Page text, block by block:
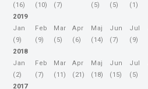
(16)
(10)
(7)
(5)
(5)
(1)
2019
Jan
(9)
Feb
(9)
Mar
(5)
Apr
(6)
Maj
(14)
Jun
(7)
Jul
(9)
2018
Jan
(2)
Feb
(7)
Mar
(11)
Apr
(21)
Maj
(18)
Jun
(15)
Jul
(5)
2017